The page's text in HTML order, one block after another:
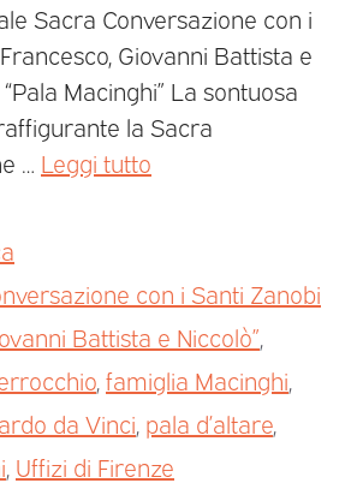
Sacra Conversazione con i
Giovanni Battista e
Macinghi” La sontuosa
la Sacra
… Leggi tutto
con i Santi Zanobi
Battista e Niccolò”
famiglia Macinghi
da Vinci pala d’altare
Uffizi di Firenze